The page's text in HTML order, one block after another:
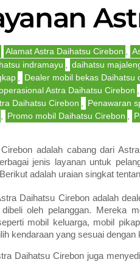
Alamat Astra Daihatsu Cirebon ,
indramayu , daihatsu
, Dealer mobil bekas Daihatsu
Astra Daihatsu Cirebon ,
Daihatsu Cirebon , Penawaran
, Promo mobil Daihatsu Cirebon ,
adalah cabang dari
jenis layanan untuk
adalah uraian singkat
Daihatsu Cirebon adalah
oleh pelanggan. Mereka
mobil keluarga, mobil
kendaraan yang sesuai
Daihatsu Cirebon juga